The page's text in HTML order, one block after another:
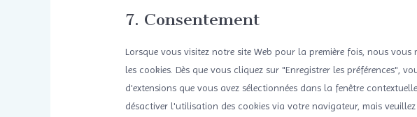
7. Consentement
Lorsque vous visitez notre site Web pour la première fois, nous
les cookies. Dès que vous cliquez sur "Enregistrer les préférences",
d'extensions que vous avez sélectionnées dans la fenêtre
désactiver l'utilisation des cookies via votre navigateur, mais